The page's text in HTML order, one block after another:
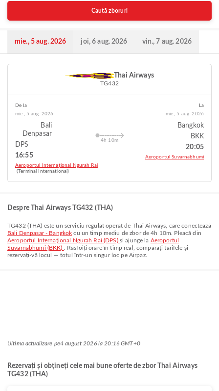
Caută zboruri
mie., 5 aug. 2026 joi, 6 aug. 2026 vin., 7 aug. 2026
Thai Airways
TG432
De la
mie., 5 aug. 2026
Bali
Denpasar
DPS
16:55
Aeroportul Internațional Ngurah Rai
(Terminal International)
4h 10m
La
mie., 5 aug. 2026
Bangkok
BKK
20:05
Aeroportul Suvarnabhumi
Despre Thai Airways TG432 (THA)
TG432 (THA) este un serviciu regulat operat de Thai Airways , care conectează
Bali Denpasar - Bangkok cu un timp mediu de zbor de4h 10m . Pleacă din
Aeroportul Internațional Ngurah Rai (DPS) și ajunge la Aeroportul
Suvarnabhumi (BKK)
. Răsfoiți orare în timp real, comparați tarifele și
rezervați-vă locul — totul într-un singur loc pe Airpaz.
Ultima actualizare pe4 august 2026 la 20:16 GMT+0
Rezervați și obțineți cele mai bune oferte de zbor Thai Airways
TG432 (THA)